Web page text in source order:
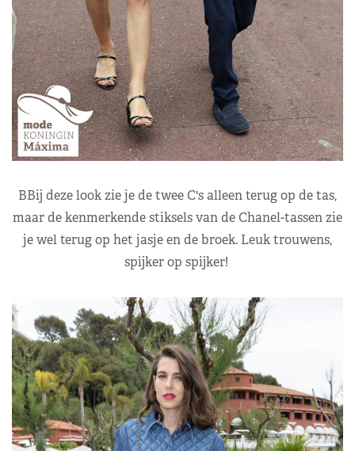
BBij deze look zie je de twee C's alleen terug op de tas,
maar de kenmerkende stiksels van de Chanel-tassen zie
je wel terug op het jasje en de broek. Leuk trouwens,
spijker op spijker!